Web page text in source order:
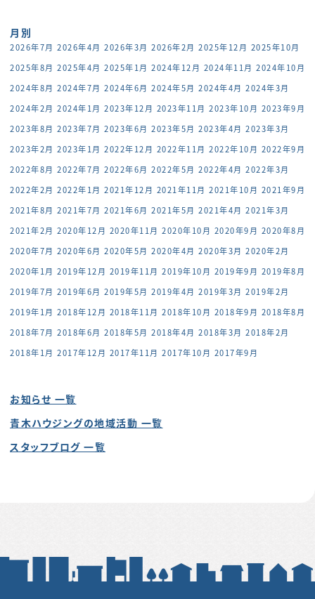
月別
2026年7月 2026年4月 2026年3月 2026年2月 2025年12月 2025年10月
2025年8月 2025年4月 2025年1月 2024年12月 2024年11月 2024年10月
2024年8月 2024年7月 2024年6月 2024年5月 2024年4月 2024年3月
2024年2月 2024年1月 2023年12月 2023年11月 2023年10月 2023年9月
2023年8月 2023年7月 2023年6月 2023年5月 2023年4月 2023年3月
2023年2月 2023年1月 2022年12月 2022年11月 2022年10月 2022年9月
2022年8月 2022年7月 2022年6月 2022年5月 2022年4月 2022年3月
2022年2月 2022年1月 2021年12月 2021年11月 2021年10月 2021年9月
2021年8月 2021年7月 2021年6月 2021年5月 2021年4月 2021年3月
2021年2月 2020年12月 2020年11月 2020年10月 2020年9月 2020年8月
2020年7月 2020年6月 2020年5月 2020年4月 2020年3月 2020年2月
2020年1月 2019年12月 2019年11月 2019年10月 2019年9月 2019年8月
2019年7月 2019年6月 2019年5月 2019年4月 2019年3月 2019年2月
2019年1月 2018年12月 2018年11月 2018年10月 2018年9月 2018年8月
2018年7月 2018年6月 2018年5月 2018年4月 2018年3月 2018年2月
2018年1月 2017年12月 2017年11月 2017年10月 2017年9月
お知らせ 一覧
青木ハウジングの地域活動 一覧
スタッフブログ 一覧